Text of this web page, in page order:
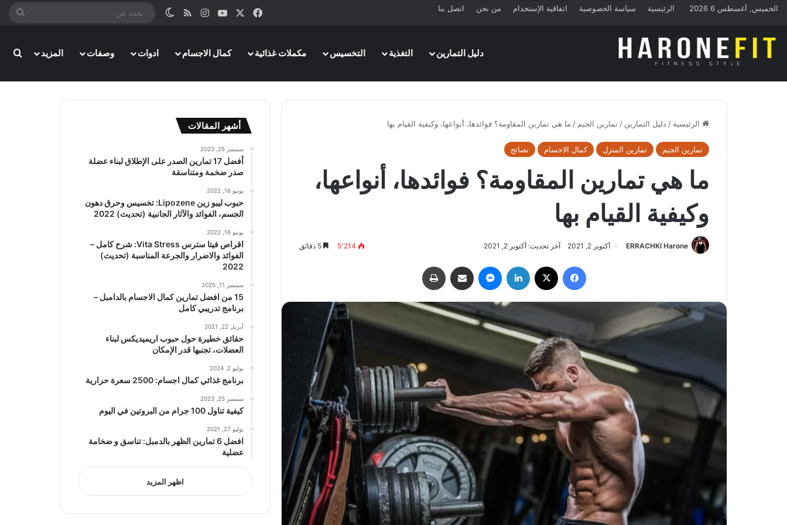
الخميس, أغسطس 6 2026 الرئيسية سياسة الخصوصية اتفاقية الإستخدام من نحن اتصل بنا فيسبوك ‫YouTubeانستقرامملخص الموقع RSS
الوضع المظلم
بحث
دليل التمارين
التغذية التخسيس مكملات غذائية كمال الاجسام ادوات وصفات المزيد
الرئيسية / دليل التمارين / تمارين الجيم / ما هي تمارين المقاومة؟ فوائدها، أنواعها، وكيفية القيام بها
تمارين الجيم تمارين المنزل كمال الاجسام نصائح
ما هي تمارين المقاومة؟ فوائدها، أنواعها،
وكيفية القيام بها
ERRACHKI Harone أكتوبر 2, 2021 آخر تحديث: أكتوبر 2, 2021 5٬214
فيسبوك لينكدإن ماسنجر مشاركة عبر البريد
أشهر المقالات
سبتمبر 25, 2023
أفضل 17 تمارين الصدر على الإطلاق لبناء عضلة
صدر ضخمة ومتناسقة
يونيو 16, 2022
حبوب ليبو زين Lipozene: تخسيس وحرق دهون
الجسم، الفوائد والآثار الجانبية (تحديث) 2022
يونيو 16, 2022
اقراص فيتا سترس Vita Stress: شرح كامل –
الفوائد والاضرار والجرعة المناسبة (تحديث)
2022
سبتمبر 11, 2025
15 من افضل تمارين كمال الاجسام بالدامبل –
برنامج تدريبي كامل
أبريل 22, 2021
حقائق خطيرة حول حبوب اريميديكس لبناء
العضلات، تجنبها قدر الإمكان
يوليو 2, 2024
برنامج غذائي كمال اجسام: 2500 سعرة حرارية
سبتمبر 25, 2023
كيفية تناول 100 جرام من البروتين في اليوم
يوليو 27, 2021
افضل 6 تمارين الظهر بالدمبل: تناسق و ضخامة
عضلية
اظهر المزيد